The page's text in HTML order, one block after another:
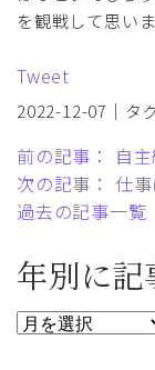
を観戦して思いま
Tweet
2022-12-07｜タ
前の記事： 自
次の記事： 仕
過去の記事一覧
年別に